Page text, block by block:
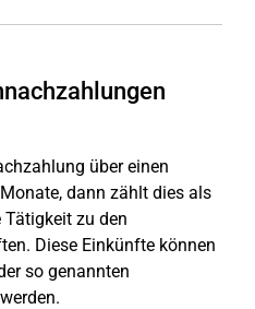
über einen
dann zählt dies als
zu den
Diese Einkünfte können
so genannten